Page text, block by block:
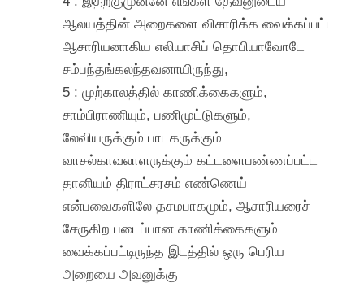
ஆலயத்தின் அறைகளை விசாரிக்க வைக்கப்பட்ட
ஆசாரியனாகிய எலியாசிப் தொபியாவோடே
சம்பந்தங்கலந்தவனாயிருந்து,
5 : முற்காலத்தில் காணிக்கைகளும்,
சாம்பிராணியும், பணிமுட்டுகளும்,
லேவியருக்கும் பாடகருக்கும்
வாசல்காவலாளருக்கும் கட்டளைபண்ணப்பட்ட
தானியம் திராட்சரசம் எண்ணெய்
என்பவைகளிலே தசமபாகமும், ஆசாரியரைச்
சேருகிற படைப்பான காணிக்கைகளும்
வைக்கப்பட்டிருந்த இடத்தில் ஒரு பெரிய
அறையை அவனுக்கு